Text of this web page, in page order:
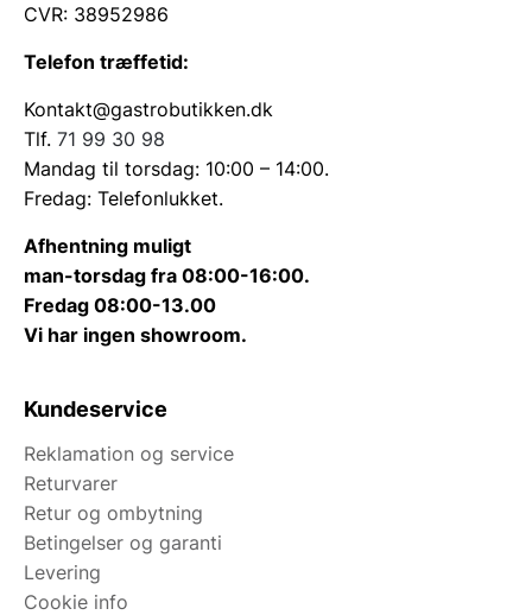
CVR: 38952986
Telefon træffetid:
Kontakt@gastrobutikken.dk
Tlf. 71 99 30 98
Mandag til torsdag: 10:00 – 14:00.
Fredag: Telefonlukket.
Afhentning muligt
man-torsdag fra 08:00-16:00.
Fredag 08:00-13.00
Vi har ingen showroom.
Kundeservice
Reklamation og service
Returvarer
Retur og ombytning
Betingelser og garanti
Levering
Cookie info